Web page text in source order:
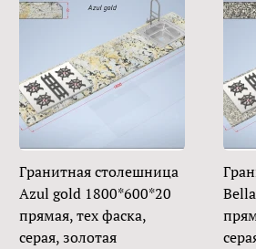
Гранитная столешница
Azul gold 1800*600*20
прямая, тех фаска,
серая, золотая